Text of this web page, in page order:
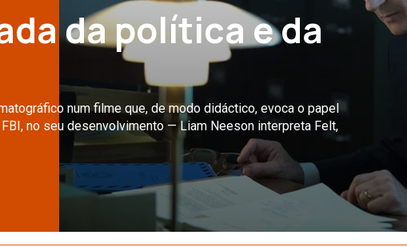
da política e da
num filme que, de modo didáctico, evoca o papel
no seu desenvolvimento — Liam Neeson interpreta Felt,